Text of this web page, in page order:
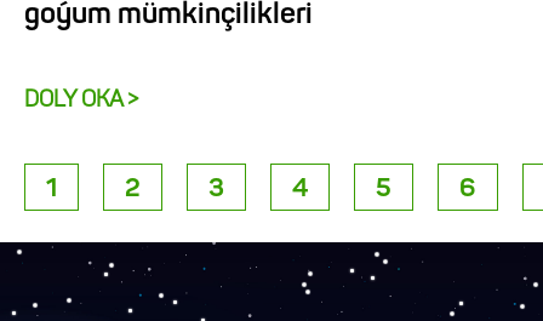
goýum mümkinçilikleri
DOLY OKA >
1 2 3 4 5 6